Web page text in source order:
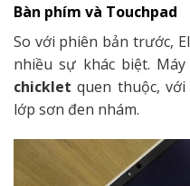
Bàn phím và Touchpad
So với phiên bản trước,
nhiều sự khác biệt.
chicklet quen thuộc,
lớp sơn đen nhám.